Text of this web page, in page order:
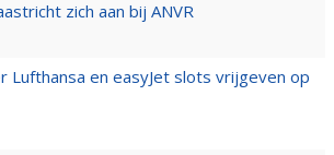
zich aan bij ANVR
en easyJet slots vrijgeven op